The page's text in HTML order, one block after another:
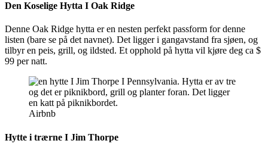
Den Koselige Hytta I Oak Ridge
Denne Oak Ridge hytta er en nesten perfekt passform for denne
listen (bare se på det navnet). Det ligger i gangavstand fra sjøen, og
tilbyr en peis, grill, og ildsted. Et opphold på hytta vil kjøre deg ca $
99 per natt.
Airbnb
Hytte i trærne I Jim Thorpe